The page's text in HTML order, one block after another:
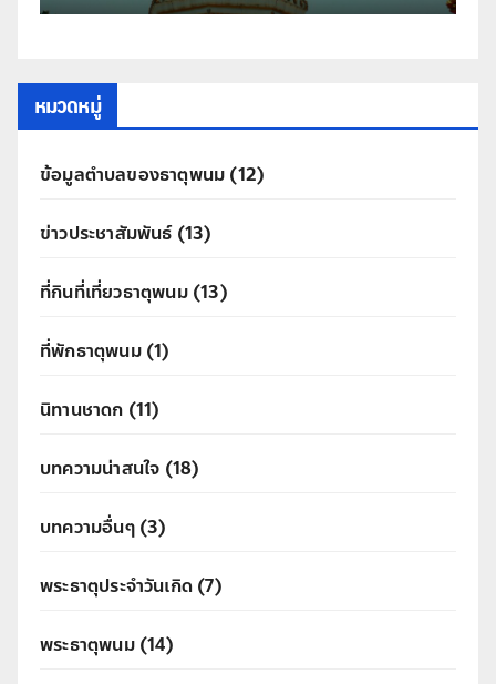
หมวดหมู่
ข้อมูลตำบลของธาตุพนม (12)
ข่าวประชาสัมพันธ์(13)
ที่กินที่เที่ยวธาตุพนม(13)
ที่พักธาตุพนม(1)
นิทานชาดก (11)
บทความน่าสนใจ (18)
บทความอื่นๆ(3)
พระธาตุประจำวันเกิด (7)
พระธาตุพนม(14)